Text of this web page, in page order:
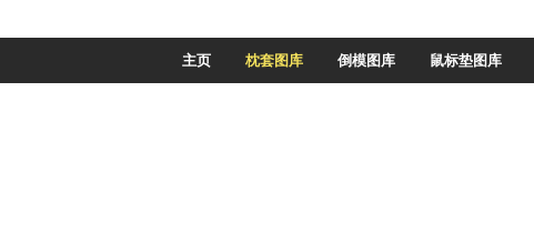
主页 枕套图库 倒模图库 鼠标垫图库